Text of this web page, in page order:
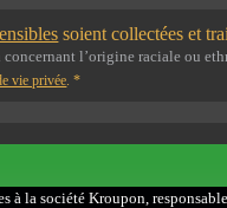
soient collectées et
l’origine raciale ou
vie privée .*
la société Kroupon,